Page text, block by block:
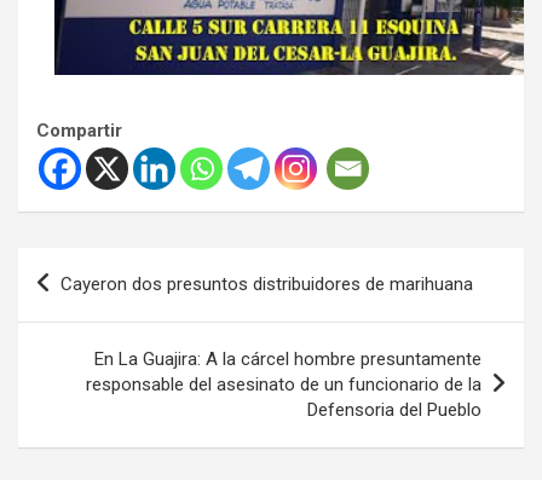
Compartir
Navegación
entradas
Cayeron dos presuntos distribuidores de marihuana
En La Guajira: A la cárcel hombre presuntamente
responsable del asesinato de un funcionario de la
Defensoria del Pueblo